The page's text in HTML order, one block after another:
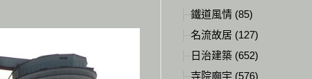
鐵道風情 (85)
名流故居 (127)
日治建築 (652)
寺院廟宇 (576)